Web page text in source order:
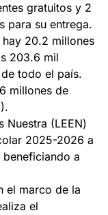
gratuitos y 2
para su entrega.
20.2 millones
203.6 mil
todo el país.
millones de
Nuestra (LEEN)
2025-2026 a
beneficiando a
el marco de la
el